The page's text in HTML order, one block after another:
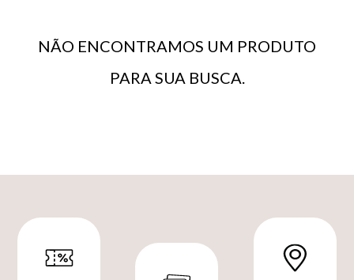
NÃO ENCONTRAMOS UM PRODUTO
PARA SUA BUSCA.